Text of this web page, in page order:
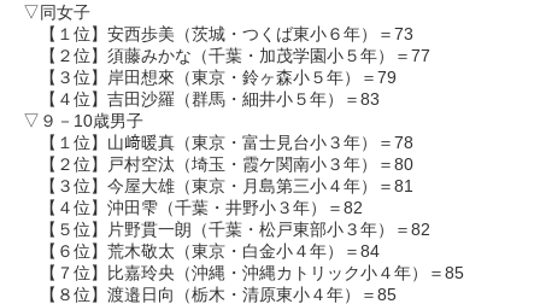
▽同女子
【１位】安西歩美（茨城・つくば東小６年）＝73
【２位】須藤みかな（千葉・加茂学園小５年）＝77
【３位】岸田想來（東京・鈴ヶ森小５年）＝79
【４位】吉田沙羅（群馬・細井小５年）＝83
▽９－10歳男子
【１位】山﨑暖真（東京・富士見台小３年）＝78
【２位】戸村空汰（埼玉・霞ケ関南小３年）＝80
【３位】今屋大雄（東京・月島第三小４年）＝81
【４位】沖田雫（千葉・井野小３年）＝82
【５位】片野貫一朗（千葉・松戸東部小３年）＝82
【６位】荒木敬太（東京・白金小４年）＝84
【７位】比嘉玲央（沖縄・沖縄カトリック小４年）＝85
【８位】渡邉日向（栃木・清原東小４年）＝85